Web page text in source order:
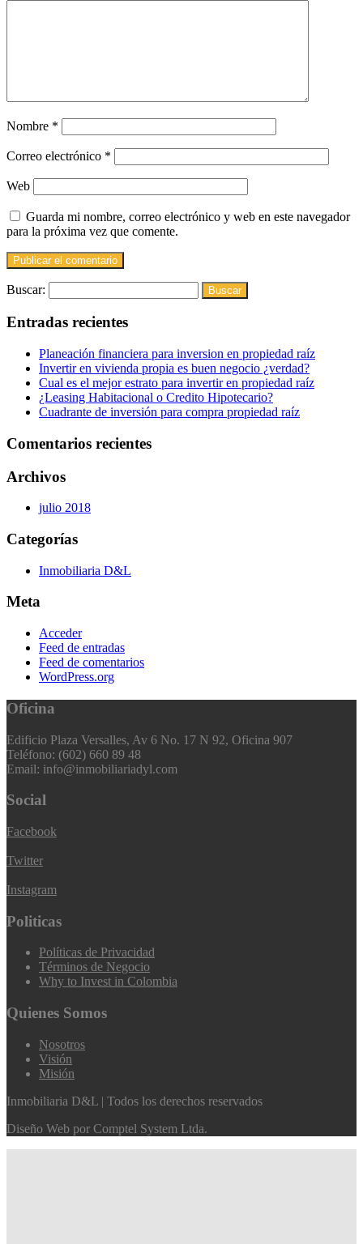
Nombre *
Correo electrónico *
Web
Guarda mi nombre, correo electrónico y web en este navegador
para la próxima vez que comente.
Buscar:
Entradas recientes
Planeación financiera para inversion en propiedad raíz
Invertir en vivienda propia es buen negocio ¿verdad?
Cual es el mejor estrato para invertir en propiedad raíz
¿Leasing Habitacional o Credito Hipotecario?
Cuadrante de inversión para compra propiedad raíz
Comentarios recientes
Archivos
julio 2018
Categorías
Inmobiliaria D&L
Meta
Acceder
Feed de entradas
Feed de comentarios
WordPress.org
Oficina
Edificio Plaza Versalles, Av 6 No. 17 N 92, Oficina 907
Teléfono: (602) 660 89 48
Email: info@inmobiliariadyl.com
Social
Facebook
Twitter
Instagram
Politicas
Políticas de Privacidad
Términos de Negocio
Why to Invest in Colombia
Quienes Somos
Nosotros
Visión
Misión
Inmobiliaria D&L | Todos los derechos reservados
Diseño Web por Comptel System Ltda.